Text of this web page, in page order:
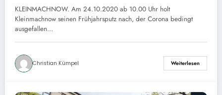
KLEINMACHNOW. Am 24.10.2020 ab 10.00 Uhr holt
Kleinmachnow seinen Frühjahrsputz nach, der Corona bedingt
ausgefallen…
Christian Kümpel Weiterlesen